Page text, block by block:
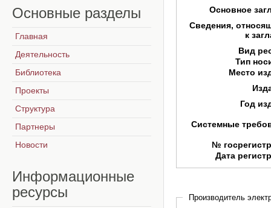
Основное
Сведения,
к
Вид
Тип
Место
Год
Системные
№
Дата
Производитель
Основные разделы
Главная
Деятельность
Библиотека
Проекты
Структура
Партнеры
Новости
Информационные
ресурсы